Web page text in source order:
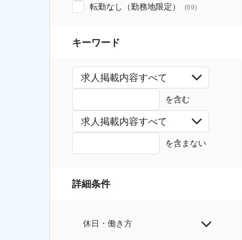
転勤なし（勤務地限定） (69)
キーワード
求人掲載内容すべて
を含む
求人掲載内容すべて
を含まない
詳細条件
休日・働き方